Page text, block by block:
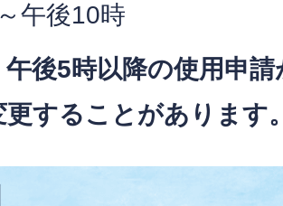
午後10時
午後5時以降の使用申
更することがあります